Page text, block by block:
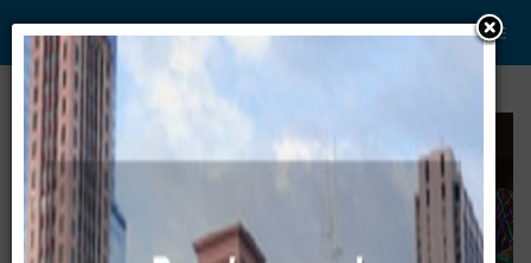
WWW. PABLO G PAEZ .COM
www . piramide digital . com